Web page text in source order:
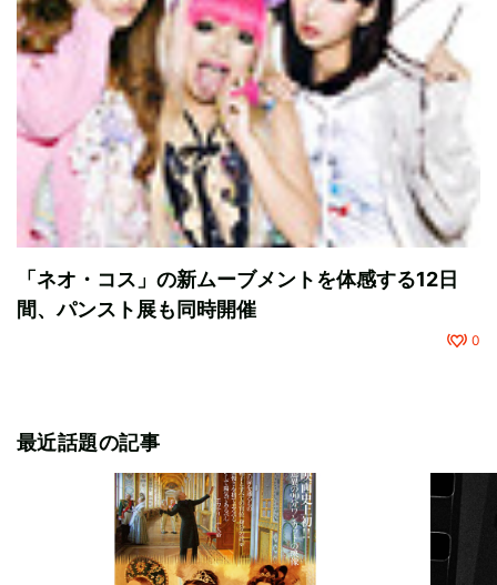
「ネオ・コス」の新ムーブメントを体感する12日
間、パンスト展も同時開催
0
最近話題の記事